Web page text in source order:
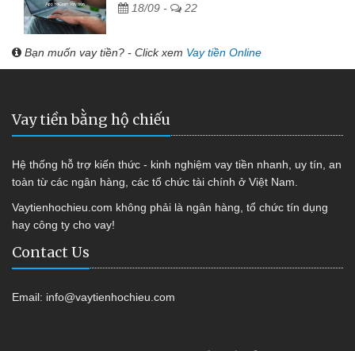
18/09 - 22
Bạn muốn vay tiền? - Click xem Vay tiền Online
Vay tiền bằng hộ chiếu
Hệ thống hỗ trợ kiến thức - kinh nghiệm vay tiền nhanh, uy tín, an
toàn từ các ngân hàng, các tổ chức tài chính ở Việt Nam.
Vaytienhochieu.com không phải là ngân hàng, tổ chức tín dụng
hay công ty cho vay!
Contact Us
Email: info@vaytienhochieu.com